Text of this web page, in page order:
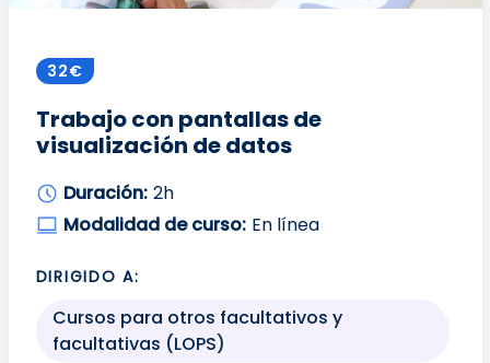
32€
Trabajo con pantallas de
visualización de datos
Duración: 2h
Modalidad de curso: En línea
DIRIGIDO A:
Cursos para otros facultativos y
facultativas (LOPS)